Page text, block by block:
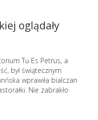
oglądały
Tu Es Petrus, a
był świątecznym
wprawiła bialczan
Nie zabrakło